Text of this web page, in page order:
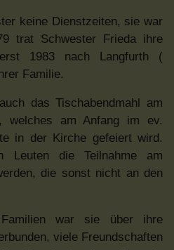
keine Dienstzeiten, sie war
trat Schwester Frieda ihre
1983 nach Langfurth (
Familie.
das Tischabendmahl am
welches am Anfang im ev.
in der Kirche gefeiert wird.
Leuten die Teilnahme am
die sonst nicht an den
Familien war sie über ihre
viele Freundschaften